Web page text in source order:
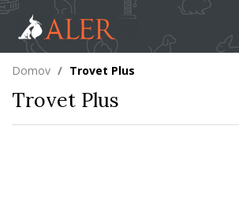
Domov / Trovet Plus
Trovet Plus